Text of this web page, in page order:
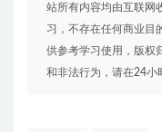
站所有内容均由互联网
习，不存在任何商业目
供参考学习使用，版权
和非法行为，请在24小